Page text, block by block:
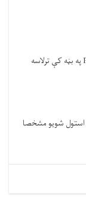
په بڼه کې ترلاسه
شویو مشخصا